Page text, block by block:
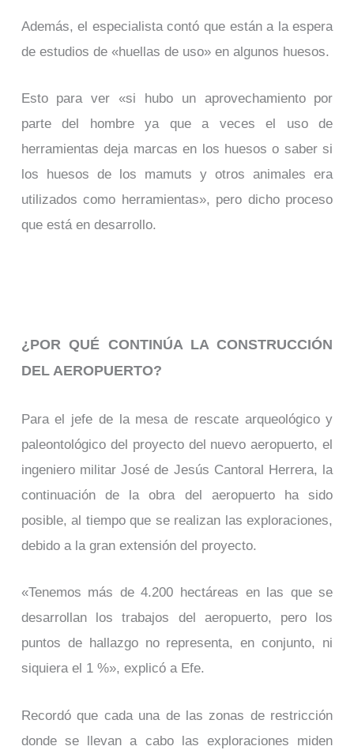
Además, el especialista contó que están a la espera
de estudios de «huellas de uso» en algunos huesos.
Esto para ver «si hubo un aprovechamiento por
parte del hombre ya que a veces el uso de
herramientas deja marcas en los huesos o saber si
los huesos de los mamuts y otros animales era
utilizados como herramientas», pero dicho proceso
que está en desarrollo.
¿POR QUÉ CONTINÚA LA CONSTRUCCIÓN
DEL AEROPUERTO?
Para el jefe de la mesa de rescate arqueológico y
paleontológico del proyecto del nuevo aeropuerto, el
ingeniero militar José de Jesús Cantoral Herrera, la
continuación de la obra del aeropuerto ha sido
posible, al tiempo que se realizan las exploraciones,
debido a la gran extensión del proyecto.
«Tenemos más de 4.200 hectáreas en las que se
desarrollan los trabajos del aeropuerto, pero los
puntos de hallazgo no representa, en conjunto, ni
siquiera el 1 %», explicó a Efe.
Recordó que cada una de las zonas de restricción
donde se llevan a cabo las exploraciones miden